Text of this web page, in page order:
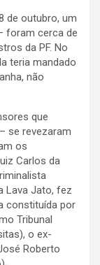
de outubro, um
foram cerca de
da PF. No
teria mandado
não
que
se revezaram
os
Carlos da
Lava Jato, fez
constituída por
Tribunal
o ex-
Roberto